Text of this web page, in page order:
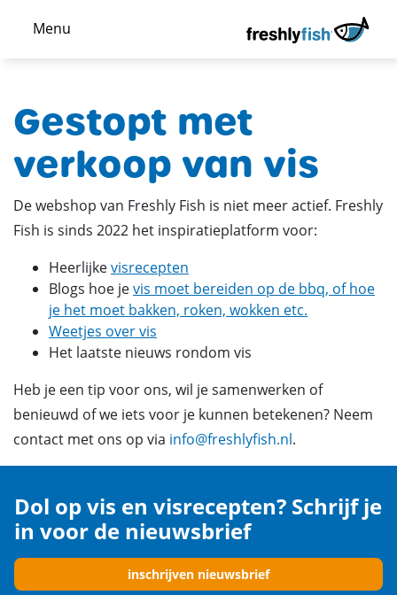
Menu
Gestopt met
verkoop van vis
De webshop van Freshly Fish is niet meer actief. Freshly
Fish is sinds 2022 het inspiratieplatform voor:
Heerlijkevisrecepten
Blogs hoe jevis moet bereiden op de bbq, of hoe
je het moet bakken, roken, wokken etc.
Weetjes over vis
Het laatste nieuws rondom vis
Heb je een tip voor ons, wil je samenwerken of
benieuwd of we iets voor je kunnen betekenen? Neem
contact met ons op via info@freshlyfish.nl.
Dol op vis en visrecepten? Schrijf je
in voor de nieuwsbrief
inschrijven nieuwsbrief